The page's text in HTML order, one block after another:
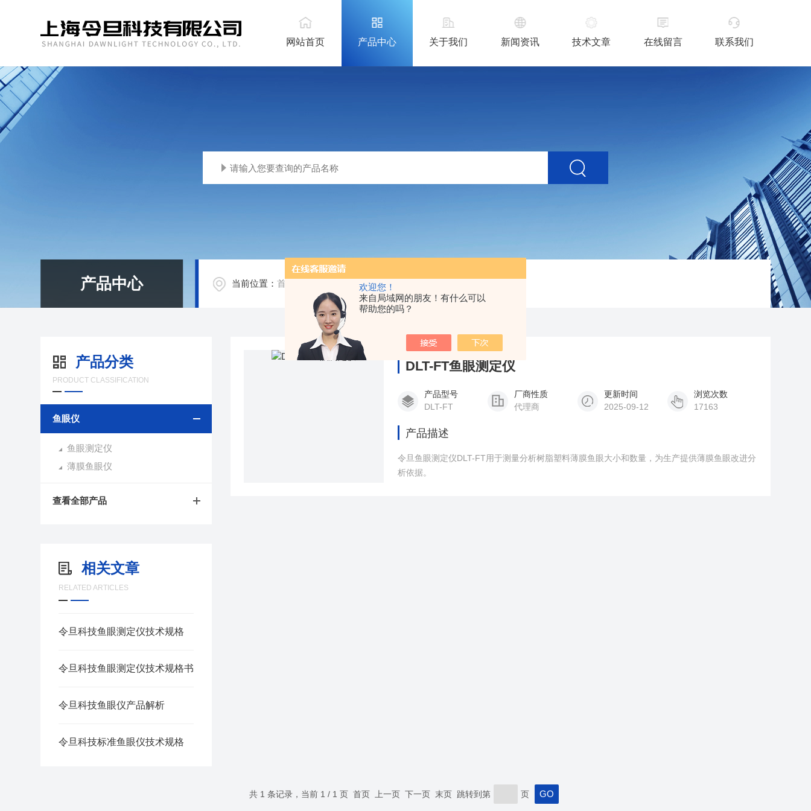
欢迎您！
来自局域网的朋友！有什么可以
帮助您的吗？
网站首页 产品中心 关于我们 新闻资讯 技术文章 在线留言 联系我们
产品中心 当前位置：首页 鱼眼仪/
产品分类
PRODUCT CLASSIFICATION
鱼眼仪
鱼眼测定仪
薄膜鱼眼仪
查看全部产品
相关文章
RELATED ARTICLES
令旦科技鱼眼测定仪技术规格
令旦科技鱼眼测定仪技术规格书
令旦科技鱼眼仪产品解析
令旦科技标准鱼眼仪技术规格
DLT-FT鱼眼测定仪
产品型号
DLT-FT
厂商性质
代理商
更新时间
2025-09-12
浏览次数
17163
产品描述
令旦鱼眼测定仪DLT-FT用于测量分析树脂塑料薄膜鱼眼大小和数量，为生产提供薄膜鱼眼改进分
析依据。
共 1 条记录，当前 1 / 1 页 首页 上一页 下一页 末页 跳转到第 页